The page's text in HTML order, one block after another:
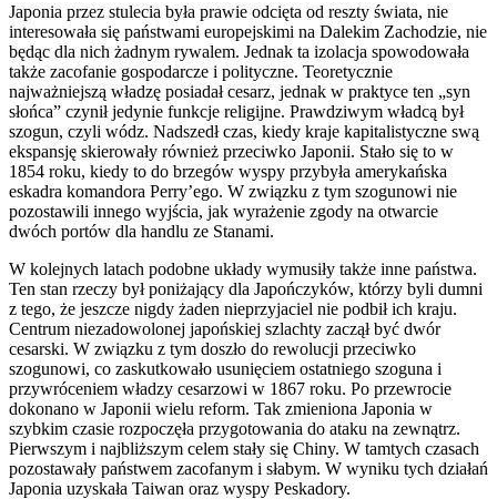
Japonia przez stulecia była prawie odcięta od reszty świata, nie
interesowała się państwami europejskimi na Dalekim Zachodzie, nie
będąc dla nich żadnym rywalem. Jednak ta izolacja spowodowała
także zacofanie gospodarcze i polityczne. Teoretycznie
najważniejszą władzę posiadał cesarz, jednak w praktyce ten „syn
słońca” czynił jedynie funkcje religijne. Prawdziwym władcą był
szogun, czyli wódz. Nadszedł czas, kiedy kraje kapitalistyczne swą
ekspansję skierowały również przeciwko Japonii. Stało się to w
1854 roku, kiedy to do brzegów wyspy przybyła amerykańska
eskadra komandora Perry’ego. W związku z tym szogunowi nie
pozostawili innego wyjścia, jak wyrażenie zgody na otwarcie
dwóch portów dla handlu ze Stanami.
W kolejnych latach podobne układy wymusiły także inne państwa.
Ten stan rzeczy był poniżający dla Japończyków, którzy byli dumni
z tego, że jeszcze nigdy żaden nieprzyjaciel nie podbił ich kraju.
Centrum niezadowolonej japońskiej szlachty zaczął być dwór
cesarski. W związku z tym doszło do rewolucji przeciwko
szogunowi, co zaskutkowało usunięciem ostatniego szoguna i
przywróceniem władzy cesarzowi w 1867 roku. Po przewrocie
dokonano w Japonii wielu reform. Tak zmieniona Japonia w
szybkim czasie rozpoczęła przygotowania do ataku na zewnątrz.
Pierwszym i najbliższym celem stały się Chiny. W tamtych czasach
pozostawały państwem zacofanym i słabym. W wyniku tych działań
Japonia uzyskała Taiwan oraz wyspy Peskadory.